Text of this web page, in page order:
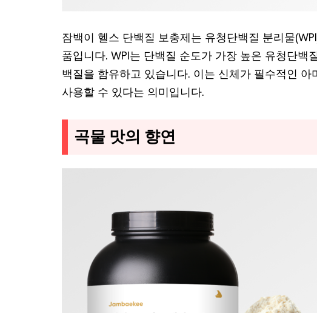
잠백이 헬스 단백질 보충제는 유청단백질 분리물
품입니다. WPI는 단백질 순도가 가장 높은 유청단백
백질을 함유하고 있습니다. 이는 신체가 필수적인
사용할 수 있다는 의미입니다.
곡물 맛의 향연